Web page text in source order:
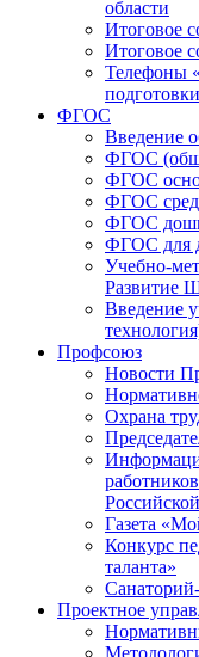
области
Итоговое
Итоговое
Телефоны
ФГОС
ФГОС
ФГОС
ФГОС
ФГОС
ФГОС для
Учебно-
Развитие
Введение
Профсоюз
Новости
Охрана
Газета
Конкурс
таланта»
Проектное